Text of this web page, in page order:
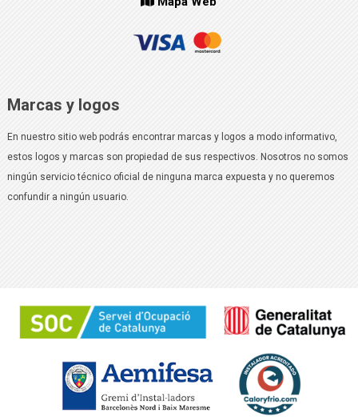
Marcas y logos
En nuestro sitio web podrás encontrar marcas y logos a modo informativo,
estos logos y marcas son propiedad de sus respectivos. Nosotros no somos
ningún servicio técnico oficial de ninguna marca expuesta y no queremos
confundir a ningún usuario.